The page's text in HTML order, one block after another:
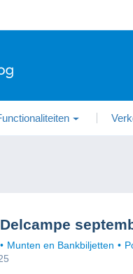
Munten en Bankbiljetten